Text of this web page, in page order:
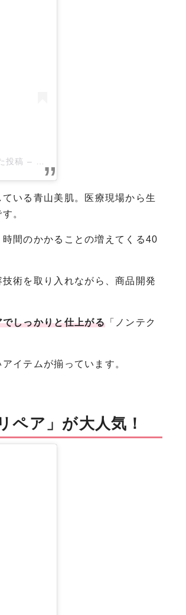
投稿 –
ている青山美肌。医療現場から生
。
間のかかることの増えてくる40
術を取り入れながら、商品開発
でしっかりと仕上がる「ノンテク
イテムが揃っています。
ペア」が大人気！